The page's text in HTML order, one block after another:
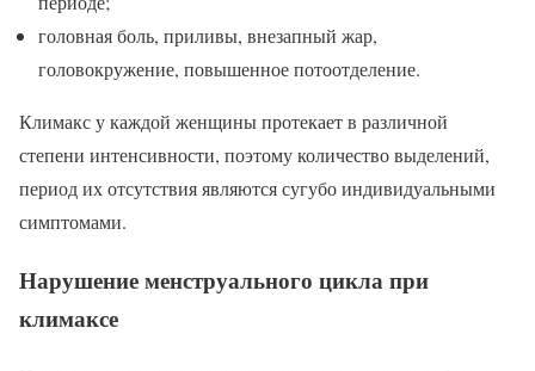
головная боль, приливы, внезапный жар,
головокружение, повышенное потоотделение.
Климакс у каждой женщины протекает в различной
степени интенсивности, поэтому количество выделений,
период их отсутствия являются сугубо индивидуальными
симптомами.
Нарушение менструального цикла при
климаксе